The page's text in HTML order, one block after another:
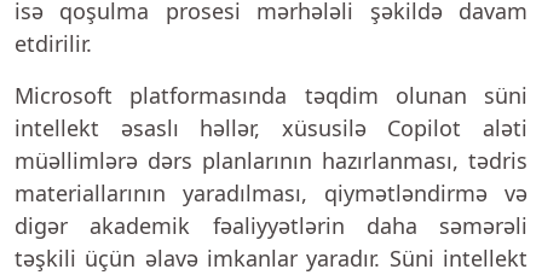
isə qoşulma prosesi mərhələli şəkildə davam
etdirilir.
Microsoft platformasında təqdim olunan süni
intellekt əsaslı həllər, xüsusilə Copilot aləti
müəllimlərə dərs planlarının hazırlanması, tədris
materiallarının yaradılması, qiymətləndirmə və
digər akademik fəaliyyətlərin daha səmərəli
təşkili üçün əlavə imkanlar yaradır. Süni intellekt